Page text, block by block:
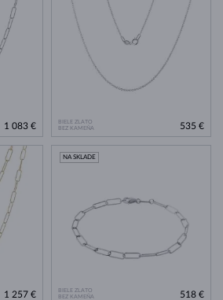
1 083 €
BIELE ZLATO
BEZ KAMEŇA
535 €
1 257 €
BIELE ZLATO
BEZ KAMEŇA
NA SKLADE
518 €